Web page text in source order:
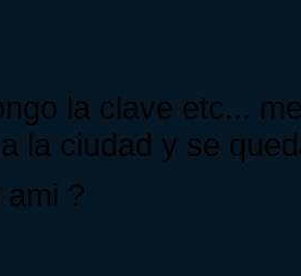
la clave etc...
la ciudad y se
ami ?